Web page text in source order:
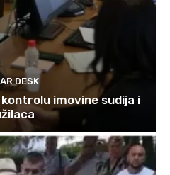
DESK
kontrolu imovine sudija i